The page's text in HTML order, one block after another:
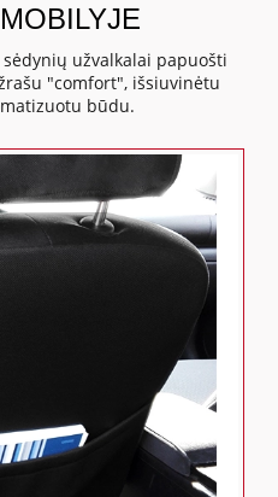
sėdynių užvalkalai papuošti
"comfort", išsiuvinėtu
būdu.